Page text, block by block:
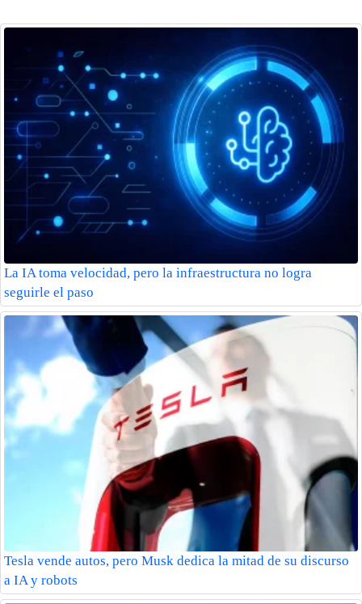
La IA toma velocidad, pero la infraestructura no logra
seguirle el paso
Tesla vende autos, pero Musk dedica la mitad de su discurso
a IA y robots